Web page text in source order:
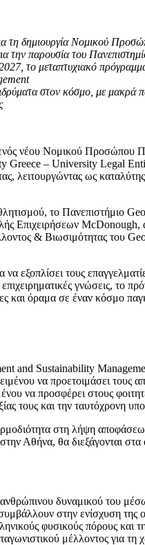
τη δημιουργία Νομικού
την παρουσία του
το μεταπτυχιακό
στον κόσμο, με μακρά
νέου Νομικού Προσώπου
Greece – University Legal
λειτουργώντας ως
το Πανεπιστήμιο
Επιχειρήσεων
& Βιωσιμότητας του
τους
γνώσεις, το
και όραμα σε έναν κόσμο
and Sustainability
να προετοιμάσει
να προσφέρει στους
τους και την ταυτόχρονη
στη λήψη
Αθήνα, θα διεξάγονται
δυναμικού του
στην ενίσχυση της
φυσικούς πόρους και
μέλλοντος για τη